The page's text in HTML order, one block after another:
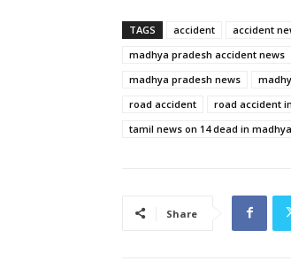
TAGS accident accident
madhya pradesh accident news
madhya pradesh news
road accident
road accident
tamil news on 14 dead in
Share